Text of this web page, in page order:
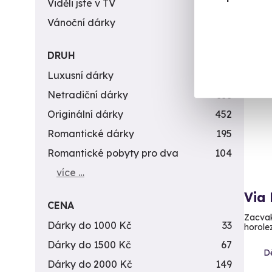
Via
Viděli jste v TV
31
Vánoční dárky
DRUH
Luxusní dárky
Netradiční dárky
353
Originální dárky
452
Romantické dárky
195
Romantické pobyty pro dva
104
více …
CENA
Dárky do 1000 Kč
33
Dárky do 1500 Kč
67
Dárky do 2000 Kč
149